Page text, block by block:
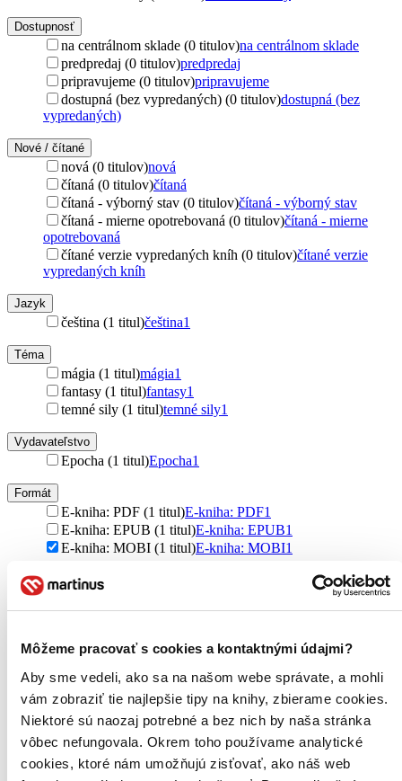
Môžeme pracovať s cookies a kontaktnými údajmi?
Aby sme vedeli, ako sa na našom webe správate, a mohli
vám zobraziť tie najlepšie tipy na knihy, zbierame cookies.
Niektoré sú naozaj potrebné a bez nich by naša stránka
vôbec nefungovala. Okrem toho používame analytické
cookies, ktoré nám umožňujú zisťovať, ako náš web
Dostupnosť
na centrálnom sklade (0 titulov)na centrálnom sklade
predpredaj (0 titulov)predpredaj
pripravujeme (0 titulov)pripravujeme
dostupná (bez vypredaných) (0 titulov)dostupná (bez
vypredaných)
Nové / čítané
nová (0 titulov)nová
čítaná (0 titulov)čítaná
čítaná - výborný stav (0 titulov)čítaná - výborný stav
čítaná - mierne opotrebovaná (0 titulov)čítaná - mierne
opotrebovaná
čítané verzie vypredaných kníh (0 titulov)čítané verzie
vypredaných kníh
Jazyk
čeština (1 titul)čeština1
Téma
mágia (1 titul)mágia1
fantasy (1 titul)fantasy1
temné sily (1 titul)temné sily1
Vydavateľstvo
Epocha (1 titul)Epocha1
Formát
E-kniha: PDF (1 titul)E-kniha: PDF1
E-kniha: EPUB (1 titul)E-kniha: EPUB1
E-kniha: MOBI (1 titul)E-kniha: MOBI1
Zúžiť výber
Zoradiť
Bestsellery
Top hodnotené
Novinky
Najdrahšie
Najlacnejšie